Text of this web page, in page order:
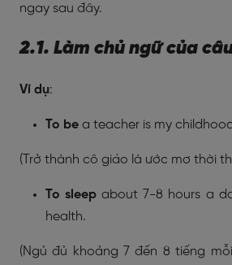
ngay sau đây.
2.1. Làm chủ ngữ của
Ví dụ:
To be a teacher is my
(Trở thành cô giáo là ước mơ thời
To sleep about 7-8 hours a
health.
(Ngủ đủ khoảng 7 đến 8 tiếng